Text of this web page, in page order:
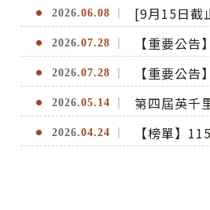
2026.06.08 [9月15日截
2026.07.28 【重要公
2026.07.28 【重要公
2026.05.14 第四屆英千
2026.04.24 【榜單】